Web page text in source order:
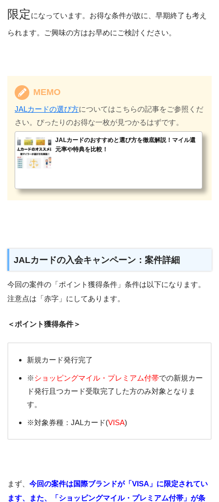
限定になっています。お得な条件が故に、早期終了も考え
られます。ご興味の方はお早めにご検討ください。
MEMO
JALカードの選び方についてはこちらの記事をご参照くだ
さい。ぴったりのお得な一枚が見つかるはずです。
JALカードのおすすめと選び方を徹底解説！マイル還
元率や特典を比較！
JALカードの入会キャンペーン：案件詳細
今回の案件の「ポイント獲得条件」条件は以下になります。
注意点は「赤字」にしてあります。
＜ポイント獲得条件＞
新規カード発行完了
※ショッピングマイル・プレミアム付帯での新規カー
ド発行且つカード受取完了した方のみ対象となりま
す。
※対象券種：JALカード(VISA)
まず、 今回の案件は国際ブランドが「VISA」に限定されてい
ます、また、「ショッピングマイル・プレミアム付帯」が条